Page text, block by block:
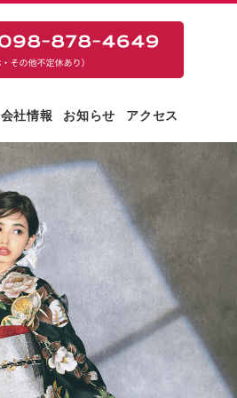
会社情報 お知らせ アクセス